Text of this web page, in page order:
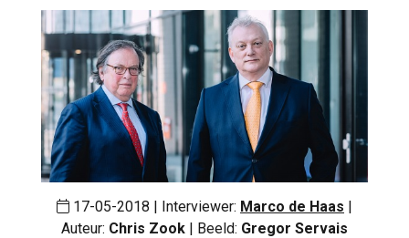
17-05-2018 | Interviewer: Marco de Haas |
Auteur: Chris Zook | Beeld: Gregor Servais